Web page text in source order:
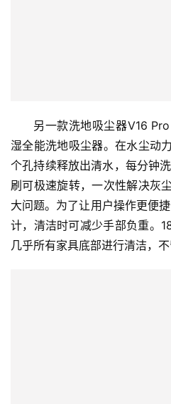
另一款洗地吸尘器V16
湿全能洗地吸尘器。在水尘动
个孔持续释放出清水，每分钟
刷可极速旋转，一次性解决灰
大问题。为了让用户操作更便
计，清洁时可减少手部负重。
几乎所有家具底部进行清洁，不